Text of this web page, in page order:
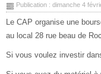
Publication : dimanche 4
Le CAP organise une
au local 28 rue beau de
Si vous voulez investir